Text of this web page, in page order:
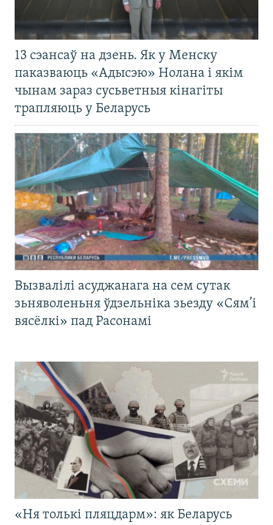
13 сэансаў на дзень. Як у Менску
паказваюць «Адысэю» Нолана і якім
чынам зараз сусьветныя кінагіты
трапляюць у Беларусь
Вызвалілі асуджанага на сем сутак
зьняволеньня ўдзельніка зьезду «Сям’і
вясёлкі» пад Расонамі
«Ня толькі пляцдарм»: як Беларусь